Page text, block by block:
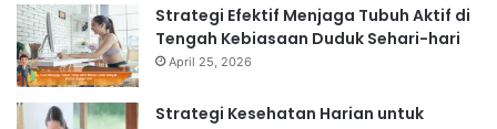
Strategi Efektif Menjaga Tubuh Aktif di
Tengah Kebiasaan Duduk Sehari-hari
April 25, 2026
Strategi Kesehatan Harian untuk